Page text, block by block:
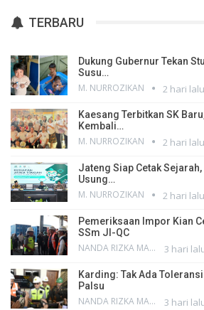
TERBARU
Dukung Gubernur Tekan
Susu…
M. NURROZIKAN 2 hari lalu
Kaesang Terbitkan SK
Kembali…
M. NURROZIKAN 2 hari lalu
Jateng Siap Cetak
Usung…
M. NURROZIKAN 2 hari lalu
Pemeriksaan Impor Kian
SSm JI-QC
NANDA RIZKA MAHENDRA 3 hari
Karding: Tak Ada
Palsu
NANDA RIZKA MAHENDRA 3 hari